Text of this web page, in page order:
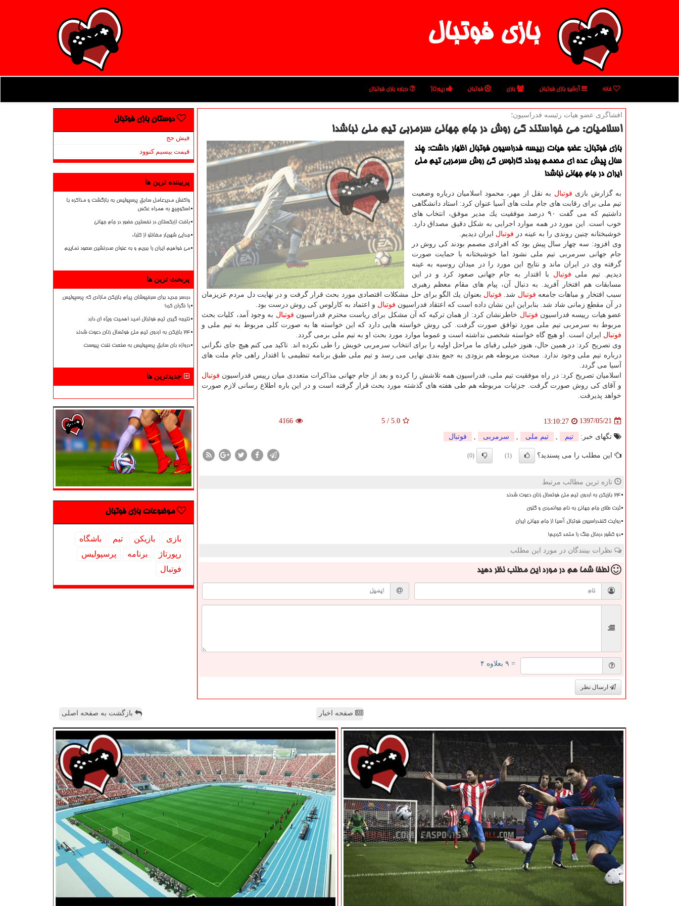
بازی فوتبال
خانه آرشیو بازی فوتبال بازی فوتبال رپورتاژ درباره بازی فوتبال
افشاگری عضو هیات رئیسه فدراسیون؛
اسلامیان: می خواستند كی روش در جام جهانی سرمربی تیم ملی نباشد!
بازی فوتبال: عضو هیات رییسه فدراسیون فوتبال اظهار داشت: چند
سال پیش عده ای مصمم بودند كارلوس كی روش سرمربی تیم ملی
ایران در جام جهانی نباشد!
به گزارش بازی فوتبال به نقل از مهر، محمود اسلامیان درباره وضعیت
تیم ملی برای رقابت های جام ملت های آسیا عنوان كرد: استاد دانشگاهی
داشتیم كه می گفت ۹۰ درصد موفقیت یك مدیر موفق، انتخاب های
خوب است. این مورد در همه موارد اجرایی به شكل دقیق مصداق دارد.
خوشبختانه چنین روندی را به عینه در فوتبال ایران دیدیم.
وی افزود: سه چهار سال پیش بود كه افرادی مصمم بودند كی روش در
جام جهانی سرمربی تیم ملی نشود اما خوشبختانه با حمایت صورت
گرفته وی در ایران ماند و نتایج این مورد را در میدان روسیه به عینه
دیدیم. تیم ملی فوتبال با اقتدار به جام جهانی صعود كرد و در این
مسابقات هم افتخار آفرید. به دنبال آن، پیام های مقام معظم رهبری
سبب افتخار و مباهات جامعه فوتبال شد. فوتبال بعنوان یك الگو برای حل مشكلات اقتصادی مورد بحث قرار گرفت و در نهایت دل مردم عزیزمان
در آن مقطع زمانی شاد شد. بنابراین این نشان داده است كه اعتقاد فدراسیون فوتبال و اعتماد به كارلوس كی روش درست بود.
عضو هیات رییسه فدراسیون فوتبال خاطرنشان كرد: از همان تركیه كه آن مشكل برای ریاست محترم فدراسیون فوتبال به وجود آمد، كلیات بحث
مربوط به سرمربی تیم ملی مورد توافق صورت گرفت. كی روش خواسته هایی دارد كه این خواسته ها به صورت كلی مربوط به تیم ملی و
فوتبال ایران است. او هیچ گاه خواسته شخصی نداشته است و عموما موارد مورد بحث او به تیم ملی برمی گردد.
وی تصریح كرد: در همین حال، هنوز خیلی رقبای ما مراحل اولیه را برای انتخاب سرمربی خویش را طی نكرده اند. تاكید می كنم هیچ جای نگرانی
درباره تیم ملی وجود ندارد. مبحث مربوطه هم بزودی به جمع بندی نهایی می رسد و تیم ملی طبق برنامه تنظیمی با اقتدار راهی جام ملت های
آسیا می گردد.
اسلامیان تصریح كرد: در راه موفقیت تیم ملی، فدراسیون همه تلاشش را كرده و بعد از جام جهانی مذاكرات متعددی میان رییس فدراسیون فوتبال
و آقای كی روش صورت گرفت. جزئیات مربوطه هم طی هفته های گذشته مورد بحث قرار گرفته است و در این باره اطلاع رسانی لازم صورت
خواهد پذیرفت.
1397/05/21
13:10:27
5.0
/
5
4166
تگهای خبر: تیم تیم ملی سرمربی فوتبال
این مطلب را می پسندید؟ (1)
(0)
تازه ترین مطالب مرتبط
۲۴ بازیکن به اردوی تیم ملی فوتسال زنان دعوت شدند
ثبت طلای جام جهانی به نام جوانمردی و گلوی
روایت کنفدراسیون فوتبال آسیا از جام جهانی ایران
دو کشور درحال جنگ را متحد کردیم!
نظرات بینندگان در مورد این مطلب
لطفا شما همدر مورد این مطلب نظر دهید
= ۹ بعلاوه ۴
ارسال نظر
دوستان بازی فوتبال
فیش حج
قیمت بیسیم کنوود
پربیننده ترین ها
واکنش مدیرعامل سابق پرسپولیس به بازگشت و مذاکره با
اسکوچیچ به همراه عکس
باخت ازبکستان در نخستین حضور در جام جهانی
جدایی شهریار مغانلو از کلباء
می خواهیم ایران را ببریم و به عنوان صدرنشین صعود نماییم
پربحث ترین ها
دردسر جدید برای سرخپوشان پیام بازیکن مازادی که پرسپولیس
را نگران کرد!
نتیجه گیری تیم فوتبال امید اهمیت ویژه ای دارد
۲۴ بازیکن به اردوی تیم ملی فوتسال زنان دعوت شدند
دروازه بان سابق پرسپولیس به صنعت نفت پیوست
جدیدترین ها
موضوعات بازی فوتبال
بازی بازیكن تیم
باشگاه
رپورتاژ
برنامه
پرسپولیس
فوتبال
صفحه اخبار بازگشت به صفحه اصلی